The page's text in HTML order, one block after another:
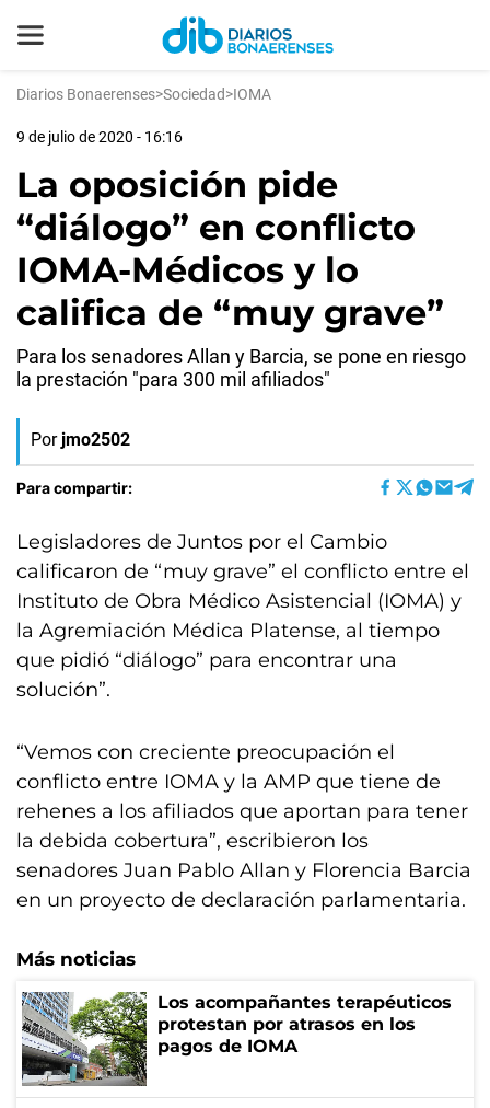
Diarios Bonaerenses>Sociedad>IOMA
9 de julio de 2020 - 16:16
La oposición pide
“diálogo” en conflicto
IOMA-Médicos y lo
califica de “muy grave”
Para los senadores Allan y Barcia, se pone en riesgo
la prestación "para 300 mil afiliados"
Por jmo2502
Para compartir:
Legisladores de Juntos por el Cambio
calificaron de “muy grave” el conflicto entre el
Instituto de Obra Médico Asistencial (IOMA) y
la Agremiación Médica Platense, al tiempo
que pidió “diálogo” para encontrar una
solución”.
“Vemos con creciente preocupación el
conflicto entre IOMA y la AMP que tiene de
rehenes a los afiliados que aportan para tener
la debida cobertura”, escribieron los
senadores Juan Pablo Allan y Florencia Barcia
en un proyecto de declaración parlamentaria.
Más noticias
Los acompañantes terapéuticos
protestan por atrasos en los
pagos de IOMA